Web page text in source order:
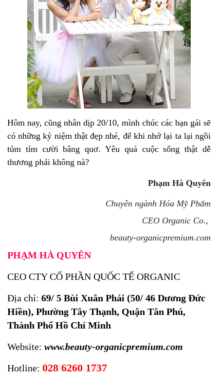
Hôm nay, cũng nhân dịp 20/10, mình chúc các bạn gái sẽ
có những kỷ niệm thật đẹp nhé, để khi nhớ lại ta lại ngồi
tủm tỉm cười bâng quơ. Yêu quá cuộc sống thật dễ
thương phải không nà?
Phạm Hà Quyên
Chuyên ngành Hóa Mỹ Phẩm
CEO Organic Co.,
beauty-organicpremium.com
PHẠM HÀ QUYÊN
CEO CTY CỔ PHẦN QUỐC TẾ ORGANIC
Địa chỉ: 69/ 5 Bùi Xuân Phái (50/ 46 Dương Đức
Hiền), Phường Tây Thạnh, Quận Tân Phú,
Thành Phố Hồ Chí Minh
Website: www.beauty-organicpremium.com
Hotline: 028 6260 1737